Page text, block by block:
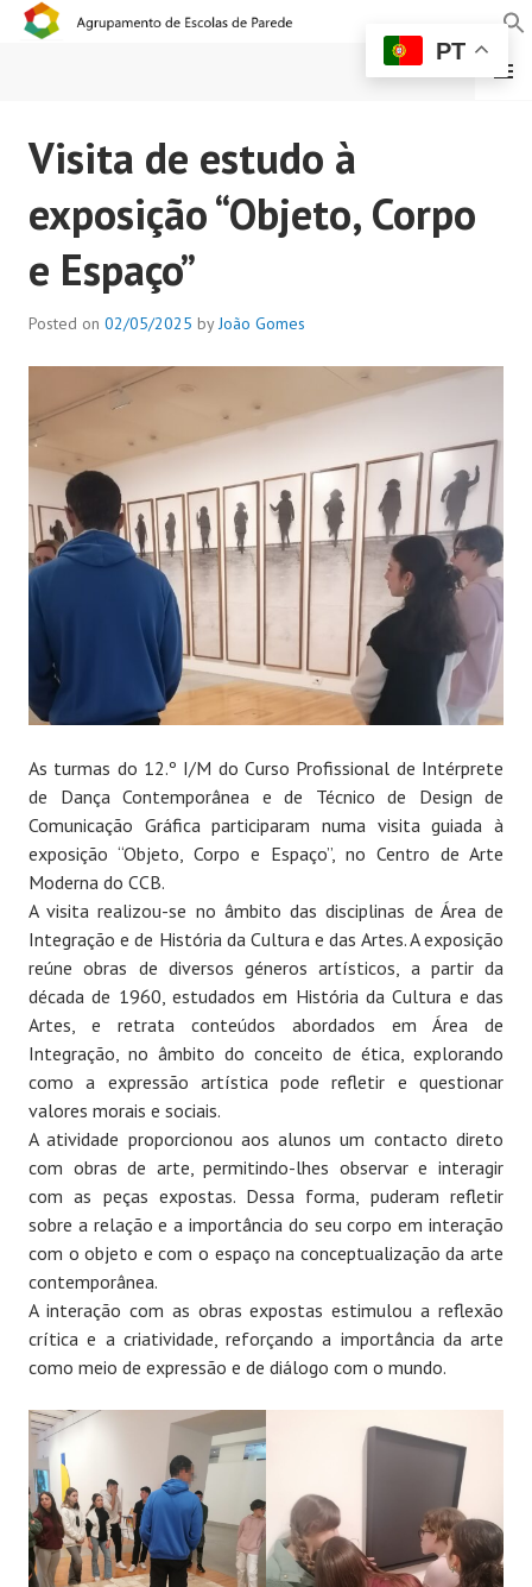
AGRUPAMENTO DE
ESCOLAS DE PAREDE
MENU
Visita de estudo à
exposição “Objeto, Corpo
e Espaço”
Posted on 02/05/2025 byJoão Gomes
As turmas do 12.º I/M do Curso Profissional de Intérprete
de Dança Contemporânea e de Técnico de Design de
Comunicação Gráfica participaram numa visita guiada à
exposição “Objeto, Corpo e Espaço”, no Centro de Arte
Moderna do CCB.
A visita realizou-se no âmbito das disciplinas de Área de
Integração e de História da Cultura e das Artes. A exposição
reúne obras de diversos géneros artísticos, a partir da
década de 1960, estudados em História da Cultura e das
Artes, e retrata conteúdos abordados em Área de
Integração, no âmbito do conceito de ética, explorando
como a expressão artística pode refletir e questionar
valores morais e sociais.
A atividade proporcionou aos alunos um contacto direto
com obras de arte, permitindo-lhes observar e interagir
com as peças expostas. Dessa forma, puderam refletir
sobre a relação e a importância do seu corpo em interação
com o objeto e com o espaço na conceptualização da arte
contemporânea.
A interação com as obras expostas estimulou a reflexão
crítica e a criatividade, reforçando a importância da arte
como meio de expressão e de diálogo com o mundo.
PT